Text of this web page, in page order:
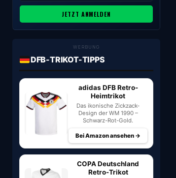
JETZT ANMELDEN
WERBUNG
DFB-TRIKOT-TIPPS
adidas DFB Retro-
Heimtrikot
Das ikonische Zickzack-
Design der WM 1990 –
Schwarz-Rot-Gold.
Bei Amazon ansehen →
COPA Deutschland
Retro-Trikot